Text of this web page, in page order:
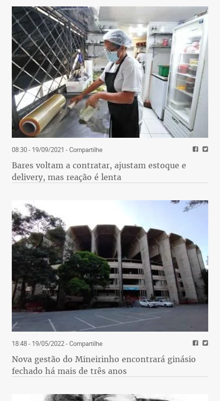
08:30 - 19/09/2021 - Compartilhe
Bares voltam a contratar, ajustam estoque e
delivery, mas reação é lenta
18:48 - 19/05/2022- Compartilhe
Nova gestão do Mineirinho encontrará ginásio
fechado há mais de três anos